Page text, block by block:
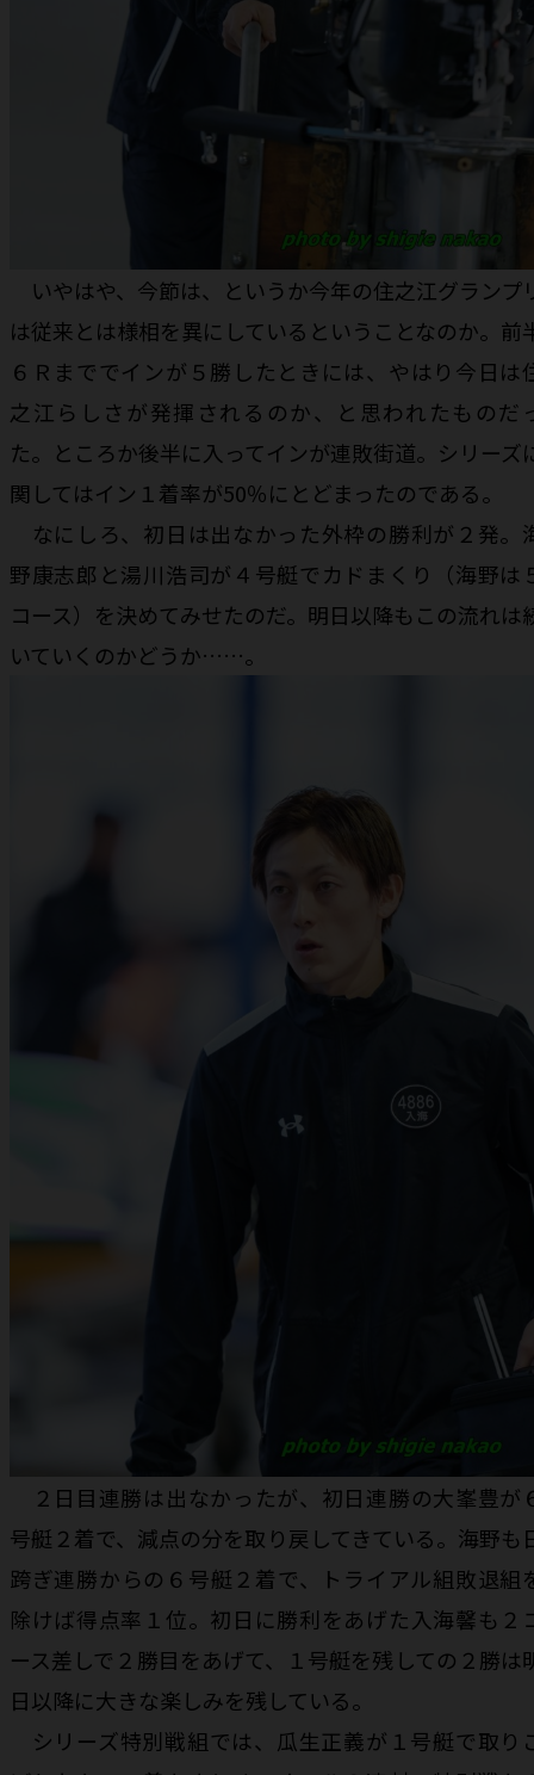
いやはや、今節は、というか今年の住之江グランプ
は従来とは様相を異にしているということなのか。前
６Ｒまででインが５勝したときには、やはり今日は
之江らしさが発揮されるのか、と思われたものだ
た。ところか後半に入ってインが連敗街道。シリーズ
関してはイン１着率が50％にとどまったのである。
なにしろ、初日は出なかった外枠の勝利が２発。
野康志郎と湯川浩司が４号艇でカドまくり（海野は
コース）を決めてみせたのだ。明日以降もこの流れは
いていくのかどうか……。
２日目連勝は出なかったが、初日連勝の大峯豊が
号艇２着で、減点の分を取り戻してきている。海野も
跨ぎ連勝からの６号艇２着で、トライアル組敗退組
除けば得点率１位。初日に勝利をあげた入海馨も２
ース差しで２勝目をあげて、１号艇を残しての２勝は
日以降に大きな楽しみを残している。
シリーズ特別戦組では、瓜生正義が１号艇で取り